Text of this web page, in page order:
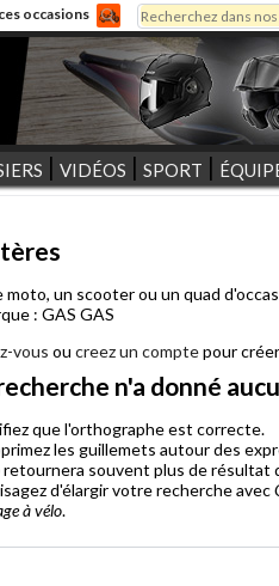
occasions
Formulaire
Rechercher
VIDÉOS SPORT
moto, un scooter ou un quad
: GAS GAS
vous ou creez un comptepour
n'a donné
que l'orthographe est correcte.
les guillemets autour des
retournera souvent plus de résultat
d'élargir votre recherche avec
à vélo.